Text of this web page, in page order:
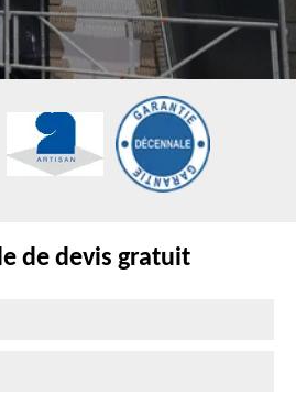
de devis gratuit